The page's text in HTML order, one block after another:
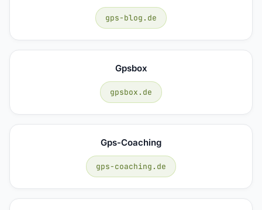
gps-blog.de
Gpsbox
gpsbox.de
Gps-Coaching
gps-coaching.de